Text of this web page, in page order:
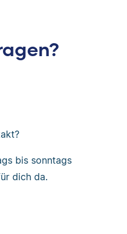
bis sonntags
dich da.